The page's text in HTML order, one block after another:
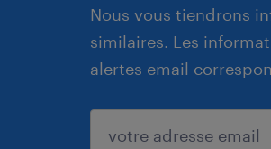
Nous vous tiendrons
similaires. Les
alertes email